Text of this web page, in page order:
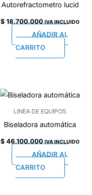
Autorefractometro lucid
$ 18.700.000 IVA INCLUIDO
AÑADIR AL
CARRITO
LINEA DE EQUIPOS
Biseladora automática
$ 46.100.000 IVA INCLUIDO
AÑADIR AL
CARRITO